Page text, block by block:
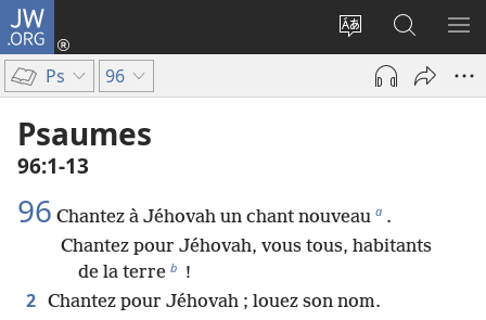
JW.ORG
Changer
langue
Se
connecter
sur
JW.ORG
Ps 96
Psaumes
96​:​1-13
96 Chantez à Jéhovah un chant nouveau a .
Chantez pour Jéhovah, vous tous, habitants
de la terre b !
2 Chantez pour Jéhovah ; louez son nom.